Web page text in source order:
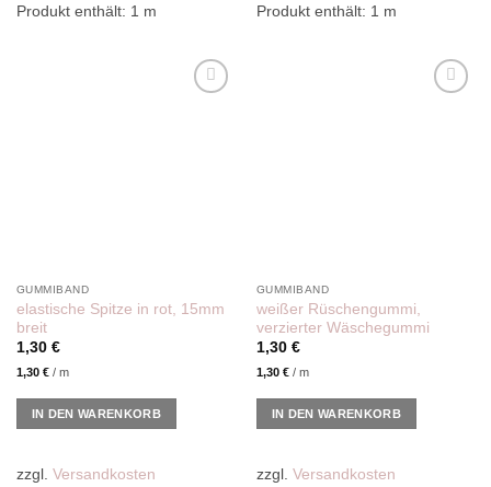
Produkt enthält: 1 m Produkt enthält: 1 m
GUMMIBAND
elastische Spitze in rot, 15mm
breit
1,30 €
1,30 €/ m
IN DEN WARENKORB
zzgl. Versandkosten
GUMMIBAND
weißer Rüschengummi,
verzierter Wäschegummi
1,30 €
1,30 €/ m
IN DEN WARENKORB
zzgl. Versandkosten